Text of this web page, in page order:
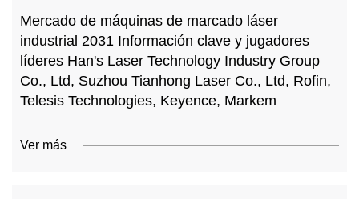
Mercado de máquinas de marcado láser
industrial 2031 Información clave y jugadores
líderes Han's Laser Technology Industry Group
Co., Ltd, Suzhou Tianhong Laser Co., Ltd, Rofin,
Telesis Technologies, Keyence, Markem
Ver más